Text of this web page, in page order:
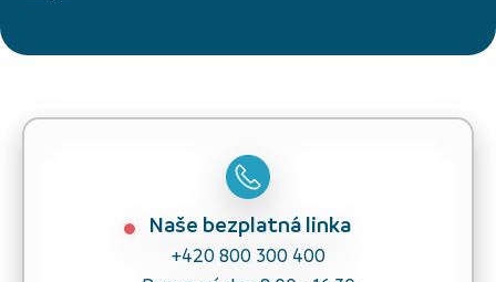
Naše bezplatná linka
+420 800 300 400